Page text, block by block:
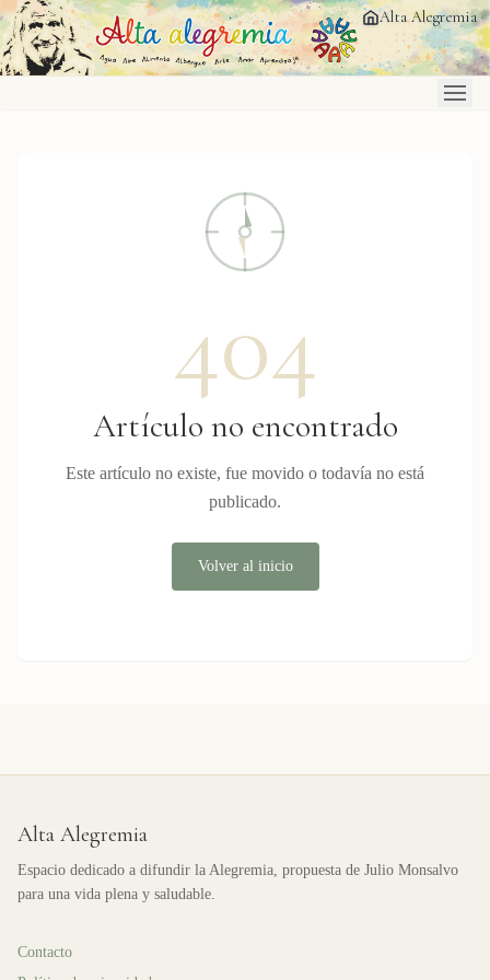
Saltar al contenido principal Alta Alegremia
404
Artículo no encontrado
Este artículo no existe, fue movido o todavía no está
publicado.
Volver al inicio
Alta Alegremia
Espacio dedicado a difundir la Alegremia, propuesta de Julio Monsalvo
para una vida plena y saludable.
Contacto